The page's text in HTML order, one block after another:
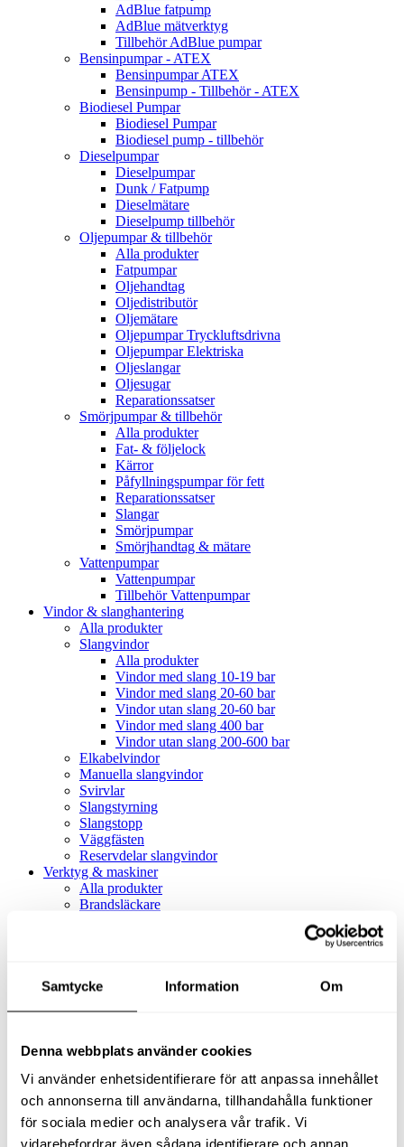
Samtycke Information Om
Denna webbplats använder cookies
Vi använder enhetsidentifierare för att anpassa innehållet
och annonserna till användarna, tillhandahålla funktioner
för sociala medier och analysera vår trafik. Vi
vidarebefordrar även sådana identifierare och annan
AdBlue fatpump
AdBlue mätverktyg
Tillbehör AdBlue pumpar
Bensinpumpar - ATEX
Bensinpumpar ATEX
Bensinpump - Tillbehör - ATEX
Biodiesel Pumpar
Biodiesel Pumpar
Biodiesel pump - tillbehör
Dieselpumpar
Dieselpumpar
Dunk / Fatpump
Dieselmätare
Dieselpump tillbehör
Oljepumpar & tillbehör
Alla produkter
Fatpumpar
Oljehandtag
Oljedistributör
Oljemätare
Oljepumpar Tryckluftsdrivna
Oljepumpar Elektriska
Oljeslangar
Oljesugar
Reparationssatser
Smörjpumpar & tillbehör
Alla produkter
Fat- & följelock
Kärror
Påfyllningspumpar för fett
Reparationssatser
Slangar
Smörjpumpar
Smörjhandtag & mätare
Vattenpumpar
Vattenpumpar
Tillbehör Vattenpumpar
Vindor & slanghantering
Alla produkter
Slangvindor
Alla produkter
Vindor med slang 10-19 bar
Vindor med slang 20-60 bar
Vindor utan slang 20-60 bar
Vindor med slang 400 bar
Vindor utan slang 200-600 bar
Elkabelvindor
Manuella slangvindor
Svirvlar
Slangstyrning
Slangstopp
Väggfästen
Reservdelar slangvindor
Verktyg & maskiner
Alla produkter
Brandsläckare
Alla produkter
Slangfäste
Textil- & Våtdammsugare
Tillbehör Textil- & våtdammsugare
Adaptrar
Dammsugare